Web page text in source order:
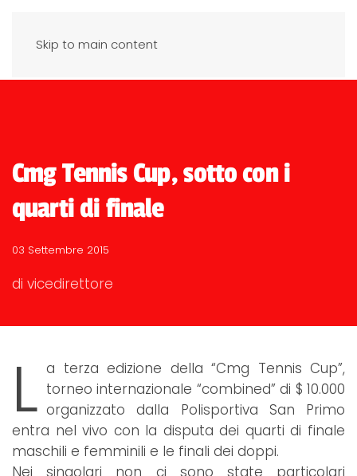
Skip to main content
Cmg Tennis Cup, sotto con i
quarti di finale
03 Settembre 2015
di vicedirettore
L a terza edizione della “Cmg Tennis Cup”,
torneo internazionale “combined” di $ 10.000
organizzato dalla Polisportiva San Primo
entra nel vivo con la disputa dei quarti di finale
maschili e femminili e le finali dei doppi.
Nei singolari non ci sono state particolari